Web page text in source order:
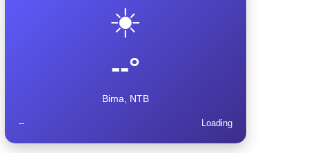
☀️
--°
Bima, NTB
-- Loading